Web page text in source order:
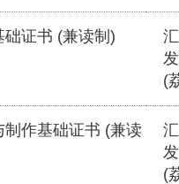
证书 (兼读制)
(
作基础证书 (兼读
(